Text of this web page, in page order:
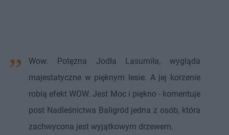
Wow. Potężna Jodła Lasumiła, wygląda
majestatyczne w pięknym lesie. A jej korzenie
robią efekt WOW. Jest Moc i piękno - komentuje
post Nadleśnictwa Baligród jedna z osób, która
zachwycona jest wyjątkowym drzewem.